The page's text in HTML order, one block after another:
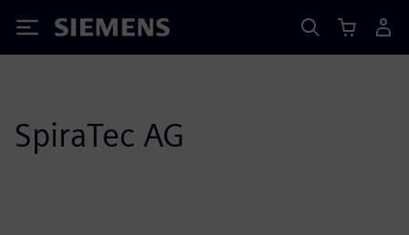
Siemens
SpiraTec AG